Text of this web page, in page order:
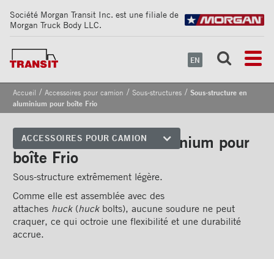
Société Morgan Transit Inc. est une filiale de
Morgan Truck Body LLC.
EN
Accueil / Accessoires pour camion / Sous-structures/ Sous-structure en
aluminium pour boîte Frio
ACCESSOIRES POUR CAMION
Coins avant
Bandes de sécurité
réfléchissantes
Cadrages arrières
Portes
Sous-structure en aluminium pour
boîte Frio
Sous-structure extrêmement légère.
Comme elle est assemblée avec des
attaches huck (huck bolts), aucune soudure ne peut
craquer, ce qui octroie une flexibilité et une durabilité
accrue.